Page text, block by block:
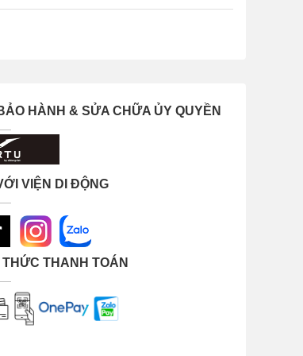
chi phí. Tuy nhiên, bạn không
Huaweivà thay mặt kính điện
HÀNH & SỬA CHỮA ỦY QUYỀN
VIỆN DI ĐỘNG
THANH TOÁN